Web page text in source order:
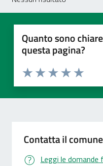
Quanto sono
questa pagina?
Valuta 5
Valuta 4
Valuta 3 stelle
Valuta 2 stelle su 5
Valuta 1 stelle su 5
Contatta il comune
Leggi le domande